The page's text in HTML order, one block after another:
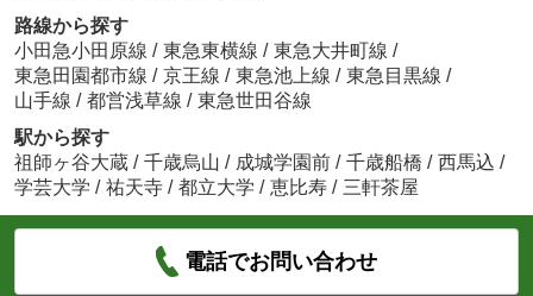
路線から探す
小田急小田原線 / 東急東横線 / 東急大井町線 /
東急田園都市線 / 京王線 / 東急池上線 / 東急目黒線 /
山手線 / 都営浅草線 / 東急世田谷線
駅から探す
祖師ヶ谷大蔵 / 千歳烏山 / 成城学園前 / 千歳船橋 / 西馬込 /
学芸大学 / 祐天寺 / 都立大学 / 恵比寿 / 三軒茶屋
電話でお問い合わせ